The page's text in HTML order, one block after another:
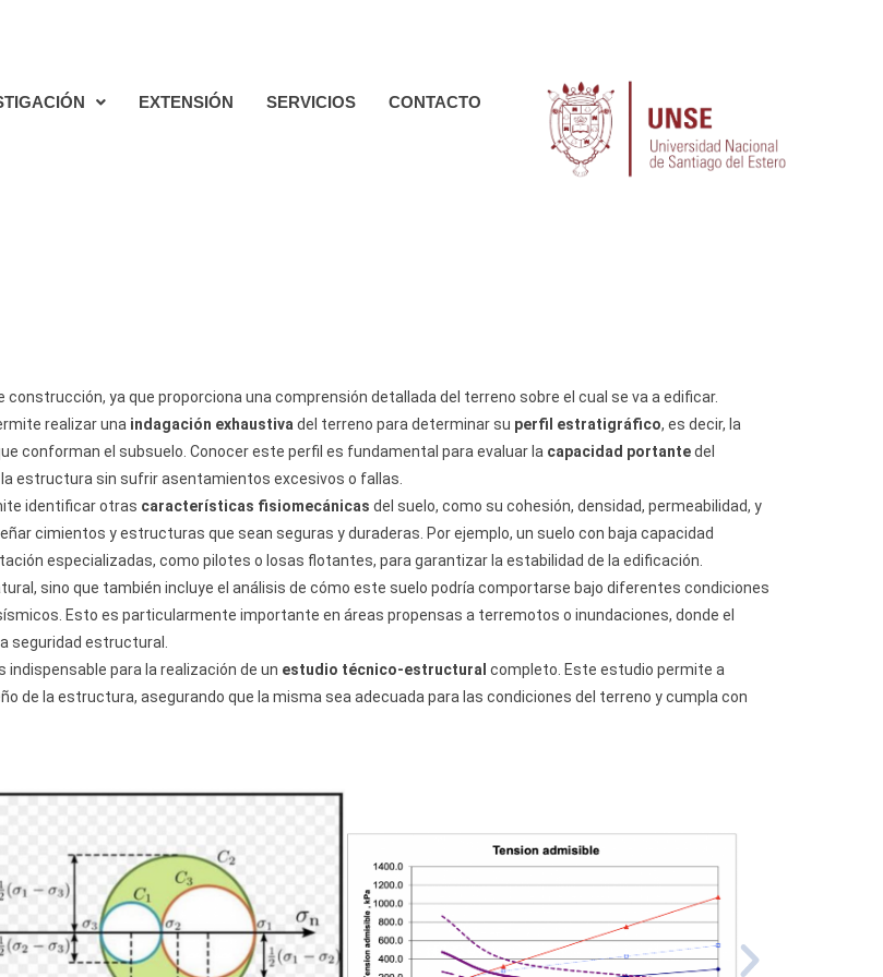
EXTENSIÓN SERVICIOS CONTACTO
ya que proporciona una comprensión detallada del terreno sobre el cual se va a edificar.
realizar una indagación exhaustiva del terreno para determinar su perfil estratigráfico, es decir, la
conforman el subsuelo. Conocer este perfil es fundamental para evaluar la capacidad portantedel
estructura sin sufrir asentamientos excesivos o fallas.
identificar otras características fisiomecánicas del suelo, como su cohesión, densidad, permeabilidad, y
cimientos y estructuras que sean seguras y duraderas. Por ejemplo, un suelo con baja capacidad
especializadas, como pilotes o losas flotantes, para garantizar la estabilidad de la edificación.
sino que también incluye el análisis de cómo este suelo podría comportarse bajo diferentes condiciones
Esto es particularmente importante en áreas propensas a terremotos o inundaciones, donde el
seguridad estructural.
para la realización de un estudio técnico-estructural completo. Este estudio permite a
de la estructura, asegurando que la misma sea adecuada para las condiciones del terreno y cumpla con